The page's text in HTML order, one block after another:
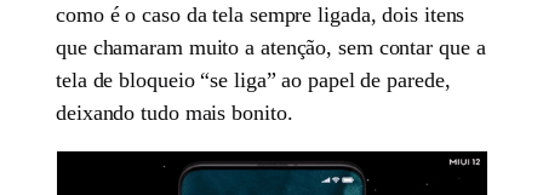
como é o caso da tela sempre ligada, dois itens
que chamaram muito a atenção, sem contar que a
tela de bloqueio “se liga” ao papel de parede,
deixando tudo mais bonito.